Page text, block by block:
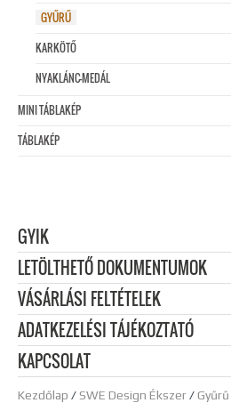
Kezdőlap /SWE Design Ékszer/Gyűrű
GYŰRŰ
KARKÖTŐ
NYAKLÁNC-MEDÁL
MINI TÁBLAKÉP
TÁBLAKÉP
GYIK
LETÖLTHETŐ DOKUMENTUMOK
VÁSÁRLÁSI FELTÉTELEK
ADATKEZELÉSI TÁJÉKOZTATÓ
KAPCSOLAT